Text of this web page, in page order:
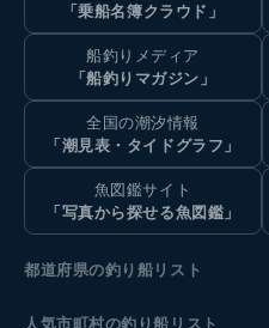
「乗船名簿クラウド」
船釣りメディア
「船釣りマガジン」
全国の潮汐情報
「潮見表・タイドグラフ」
魚図鑑サイト
「写真から探せる魚図鑑」
都道府県の釣り船リスト
人気市町村の釣り船リスト